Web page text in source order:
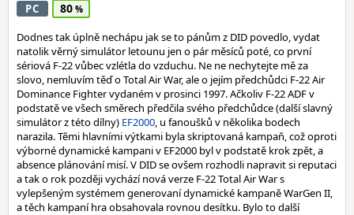
PC
80
Dodnes tak úplně nechápu jak se to pánům z DID povedlo, vydat
natolik věrný simulátor letounu jen o pár měsíců poté, co první
sériová F-22 vůbec vzlétla do vzduchu. Ne ne nechytejte mě za
slovo, nemluvím těď o Total Air War, ale o jejím předchůdci F-22 Air
Dominance Fighter vydaném v prosinci 1997. Ačkoliv F-22 ADF v
podstatě ve všech směrech předčila svého předchůdce (další slavný
simulátor z této dílny) EF2000, u fanoušků v několika bodech
narazila. Těmi hlavními výtkami byla skriptovaná kampaň, což oproti
výborné dynamické kampani v EF2000 byl v podstatě krok zpět, a
absence plánování misí. V DID se ovšem rozhodli napravit si reputaci
a tak o rok později vychází nová verze F-22 Total Air War s
vylepšeným systémem generovaní dynamické kampaně WarGen II,
a těch kampaní hra obsahovala rovnou desítku. Bylo to další